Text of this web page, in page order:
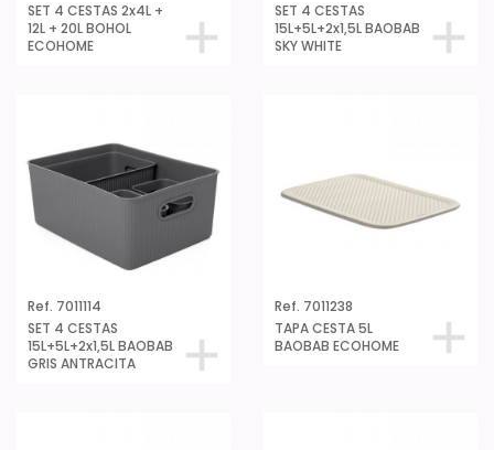
SET 4 CESTAS 2x4L +
12L + 20L BOHOL
ECOHOME
SET 4 CESTAS
15L+5L+2x1,5L BAOBAB
SKY WHITE
Ref. 7011114
SET 4 CESTAS
15L+5L+2x1,5L BAOBAB
GRIS ANTRACITA
Ref. 7011238
TAPA CESTA 5L
BAOBAB ECOHOME